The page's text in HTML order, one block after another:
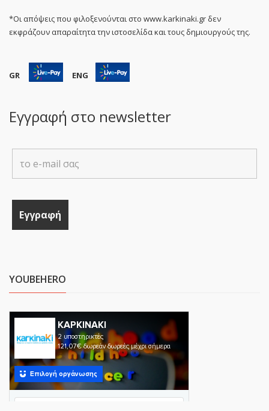
*Οι απόψεις που φιλοξενούνται στο www.karkinaki.gr δεν
εκφράζουν απαραίτητα την ιστοσελίδα και τους δημιουργούς της.
GR ENG
Εγγραφή στο newsletter
YOUBEHERO